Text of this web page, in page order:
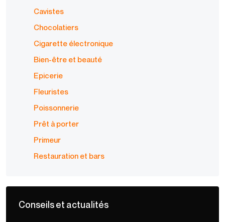
Cavistes
Chocolatiers
Cigarette électronique
Bien-être et beauté
Epicerie
Fleuristes
Poissonnerie
Prêt à porter
Primeur
Restauration et bars
Conseils et actualités